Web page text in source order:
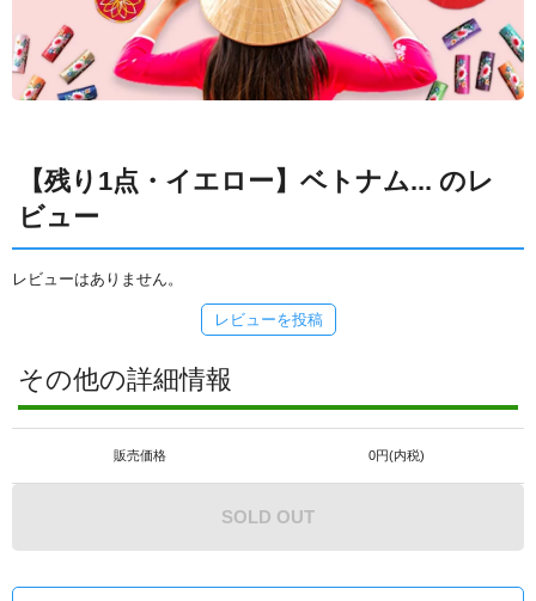
【残り1点・イエロー】ベトナム... のレ
ビュー
レビューはありません。
レビューを投稿
その他の詳細情報
販売価格 0円(内税)
SOLD OUT